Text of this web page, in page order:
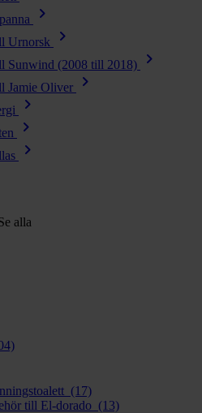
chevron_right
Urnorsk chevron_right
Sunwind (2008 till 2018) chevron_right
Jamie Oliver chevron_right
chevron_right
chevron_right
chevron_right
alla
(17)
till El-dorado (13)